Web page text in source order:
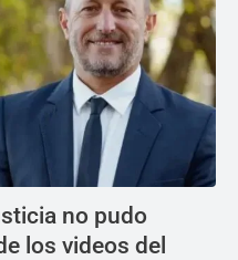
no pudo
los videos del